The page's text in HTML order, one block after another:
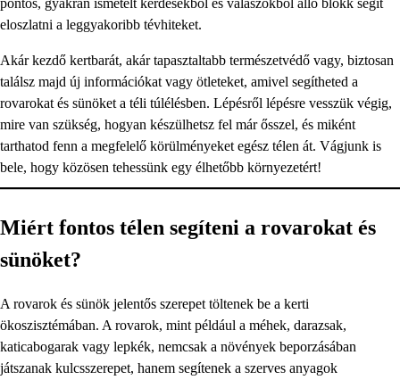
eloszlatni a leggyakoribb tévhiteket.
Akár kezdő kertbarát, akár tapasztaltabb természetvédő vagy, biztosan
találsz majd új információkat vagy ötleteket, amivel segítheted a
rovarokat és sünöket a téli túlélésben. Lépésről lépésre vesszük végig,
mire van szükség, hogyan készülhetsz fel már ősszel, és miként
tarthatod fenn a megfelelő körülményeket egész télen át. Vágjunk is
bele, hogy közösen tehessünk egy élhetőbb környezetért!
Miért fontos télen segíteni a rovarokat és
sünöket?
A rovarok és sünök jelentős szerepet töltenek be a kerti
ökoszisztémában. A rovarok, mint például a méhek, darazsak,
katicabogarak vagy lepkék, nemcsak a növények beporzásában
játszanak kulcsszerepet, hanem segítenek a szerves anyagok